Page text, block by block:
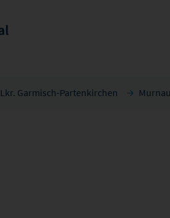
Lkr. Garmisch-Partenkirchen